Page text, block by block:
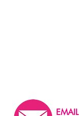
EMAIL